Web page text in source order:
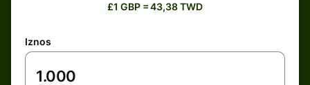
£1 GBP = 43,38 TWD
Iznos